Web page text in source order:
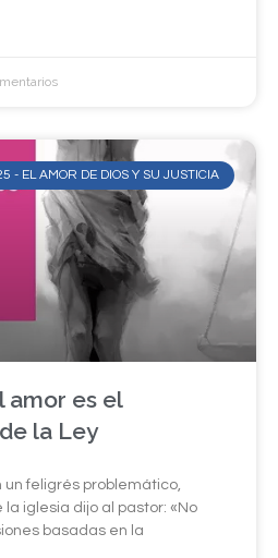
- EL AMOR DE DIOS Y SU JUSTICIA
amor es el
la Ley
feligrés problemático,
iglesia dijo al pastor: «No
basadas en la